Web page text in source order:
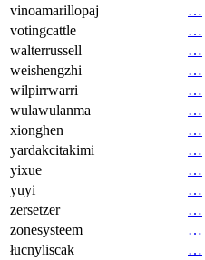
vinoamarillopaj
…
votingcattle
…
walterrussell
…
weishengzhi
…
wilpirrwarri
…
wulawulanma
…
xionghen
…
yardakcitakimi
…
yixue
…
yuyi
…
zersetzer
…
zonesysteem
…
łucnyliscak
…